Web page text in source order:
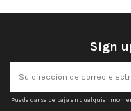
Sign
Puede darse de baja en cualquier